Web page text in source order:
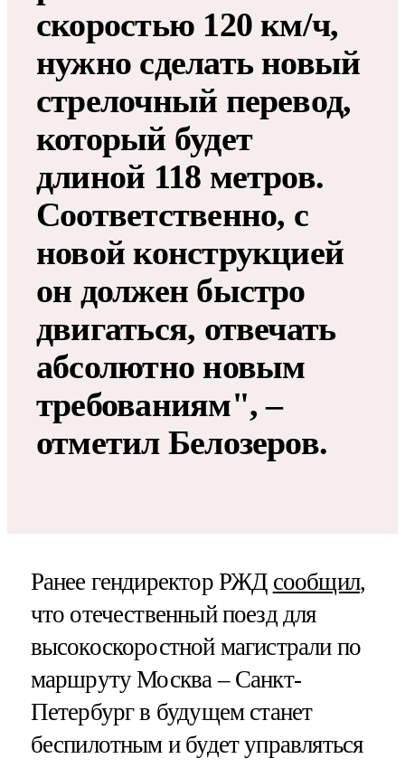
скоростью 120 км/ч,
нужно сделать новый
стрелочный перевод,
который будет
длиной 118 метров.
Соответственно, с
новой конструкцией
он должен быстро
двигаться, отвечать
абсолютно новым
требованиям", –
отметил Белозеров.
Ранее гендиректор РЖД сообщил,
что отечественный поезд для
высокоскоростной магистрали по
маршруту Москва – Санкт-
Петербург в будущем станет
беспилотным и будет управляться